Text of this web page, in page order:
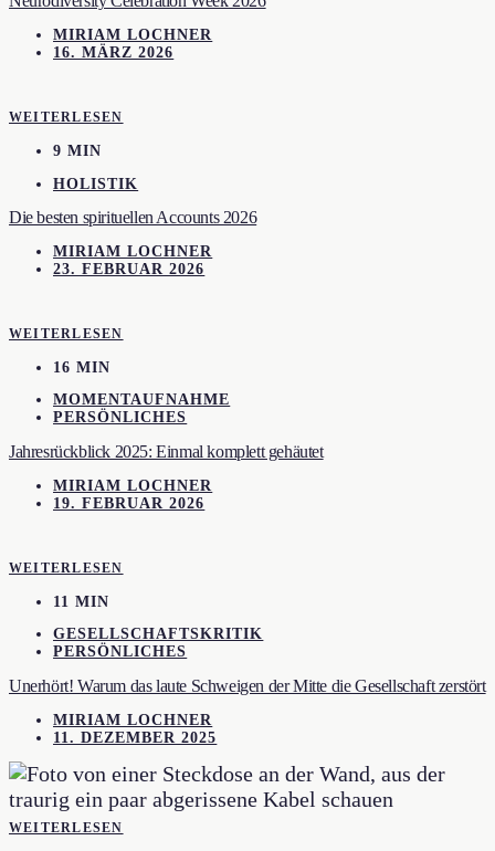
MIRIAM LOCHNER
16. MÄRZ 2026
WEITERLESEN
9 MIN
HOLISTIK
Die besten spirituellen Accounts 2026
MIRIAM LOCHNER
23. FEBRUAR 2026
WEITERLESEN
16 MIN
MOMENTAUFNAHME
PERSÖNLICHES
Jahresrückblick 2025: Einmal komplett gehäutet
MIRIAM LOCHNER
19. FEBRUAR 2026
WEITERLESEN
11 MIN
GESELLSCHAFTSKRITIK
PERSÖNLICHES
Unerhört! Warum das laute Schweigen der Mitte die Gesellschaft zerstört
MIRIAM LOCHNER
11. DEZEMBER 2025
WEITERLESEN